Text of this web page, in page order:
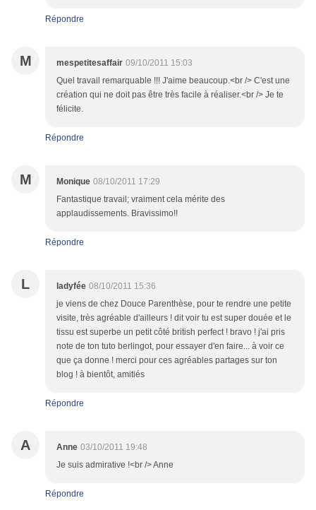
Répondre
M mespetitesaffair 09/10/2011 15:03
Quel travail remarquable !!! J'aime beaucoup.<br /> C'est une
création qui ne doit pas être très facile à réaliser.<br /> Je te
félicite.
Répondre
M Monique 08/10/2011 17:29
Fantastique travail; vraiment cela mérite des
applaudissements. Bravissimo!!
Répondre
L ladyfée 08/10/2011 15:36
je viens de chez Douce Parenthèse, pour te rendre une petite
visite, très agréable d'ailleurs ! dit voir tu est super douée et le
tissu est superbe un petit côté british perfect ! bravo ! j'ai pris
note de ton tuto berlingot, pour essayer d'en faire... à voir ce
que ça donne ! merci pour ces agréables partages sur ton
blog ! à bientôt, amitiés
Répondre
A Anne 03/10/2011 19:48
Je suis admirative !<br /> Anne
Répondre